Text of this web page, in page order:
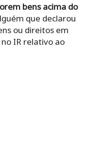
bens acima do
que declarou
ou direitos em
IR relativo ao